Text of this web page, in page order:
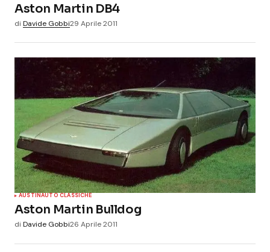
Aston Martin DB4
di Davide Gobbi29 Aprile 2011
AUSTINAUTO CLASSICHE
Aston Martin Bulldog
di Davide Gobbi26 Aprile 2011